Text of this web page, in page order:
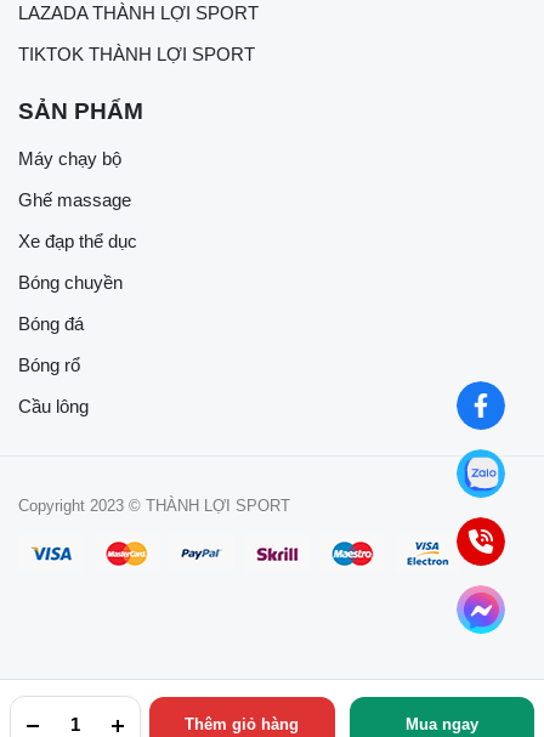
Thêm giỏ hàng Mua ngay
LAZADA THÀNH LỢI SPORT
TIKTOK THÀNH LỢI SPORT
SẢN PHẨM
Máy chạy bộ
Ghế massage
Xe đạp thể dục
Bóng chuyền
Bóng đá
Bóng rổ
Cầu lông
Copyright 2023 © THÀNH LỢI SPORT